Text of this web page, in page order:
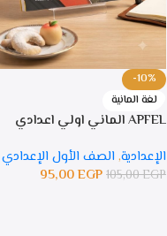
-10%
لغة المانية
APFEL الماني اولي اعدادي
الإعدادية, الصف الأول الإعدادي
105,00EGP
95,00EGP